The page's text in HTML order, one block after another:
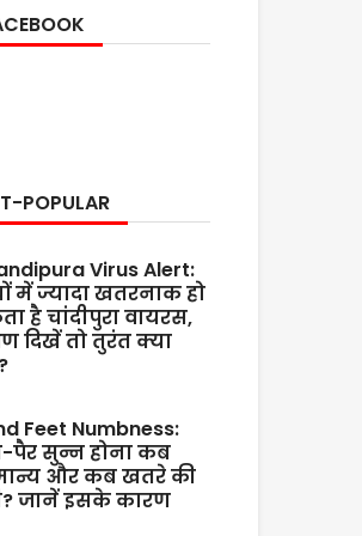
POPULAR
Virus Alert:
में ज्यादा खतरनाक हो
है चांदीपुरा वायरस,
दिखें तो तुरंत क्या
Feet Numbness:
पैर सुन्न होना कब
और कब खतरे की
जानें इसके कारण